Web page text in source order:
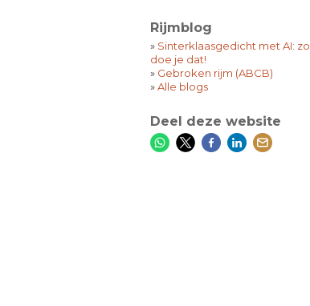
Rijmblog
» Sinterklaasgedicht met AI: zo
doe je dat!
» Gebroken rijm (ABCB)
»Alle blogs
Deel deze website